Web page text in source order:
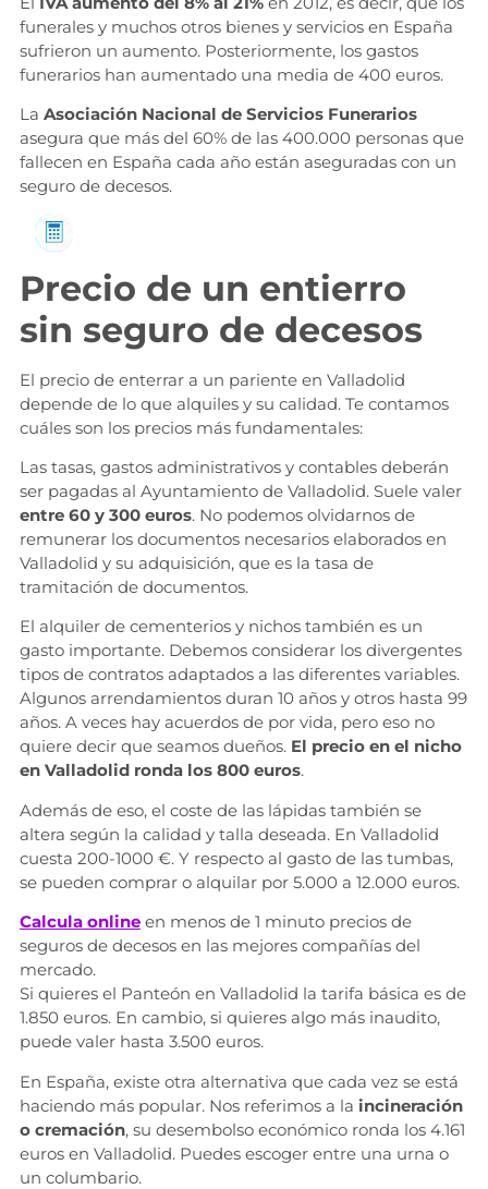
funerales y muchos otros bienes y servicios en España
sufrieron un aumento. Posteriormente, los gastos
funerarios han aumentado una media de 400 euros.
La Asociación Nacional de Servicios Funerarios
asegura que más del 60% de las 400.000 personas que
fallecen en España cada año están aseguradas con un
seguro de decesos.
Precio de un entierro
sin seguro de decesos
El precio de enterrar a un pariente en Valladolid
depende de lo que alquiles y su calidad. Te contamos
cuáles son los precios más fundamentales:
Las tasas, gastos administrativos y contables deberán
ser pagadas al Ayuntamiento de Valladolid. Suele valer
entre 60 y 300 euros. No podemos olvidarnos de
remunerar los documentos necesarios elaborados en
Valladolid y su adquisición, que es la tasa de
tramitación de documentos.
El alquiler de cementerios y nichos también es un
gasto importante. Debemos considerar los divergentes
tipos de contratos adaptados a las diferentes variables.
Algunos arrendamientos duran 10 años y otros hasta 99
años. A veces hay acuerdos de por vida, pero eso no
quiere decir que seamos dueños. El precio en el nicho
en Valladolid ronda los 800 euros.
Además de eso, el coste de las lápidas también se
altera según la calidad y talla deseada. En Valladolid
cuesta 200-1000 €. Y respecto al gasto de las tumbas,
se pueden comprar o alquilar por 5.000 a 12.000 euros.
Calcula onlineen menos de 1 minuto precios de
seguros de decesos en las mejores compañías del
mercado.
Si quieres el Panteón en Valladolid la tarifa básica es de
1.850 euros. En cambio, si quieres algo más inaudito,
puede valer hasta 3.500 euros.
En España, existe otra alternativa que cada vez se está
haciendo más popular. Nos referimos a la incineración
o cremación, su desembolso económico ronda los 4.161
euros en Valladolid. Puedes escoger entre una urna o
un columbario.